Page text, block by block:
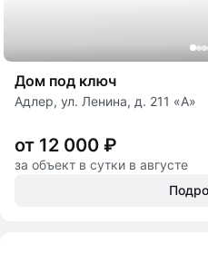
Дом под ключ
Адлер, ул. Ленина, д. 211 «А»
от 12 000 ₽
за объект в сутки в августе